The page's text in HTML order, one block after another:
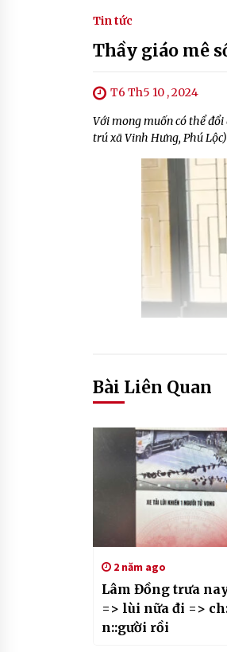
Tin tức
Thầy giáo mê
T6 Th5 10 , 2024
Với mong muốn có thể
trú xã Vinh Hưng, Phú
Bài Liên Quan
2 năm ago
Lâm Đồng trưa
=> lùi nữa đi =>
n::gười rồi